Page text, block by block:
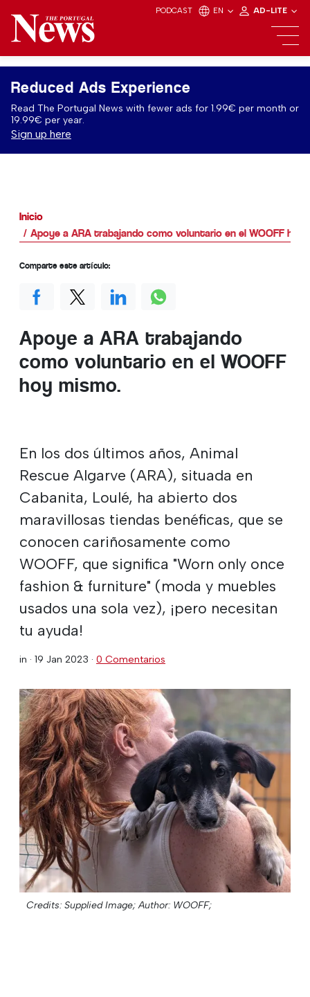
PODCAST EN AD-LITE
Reduced Ads Experience
Read The Portugal News with fewer ads for 1.99€ per month or
19.99€ per year.
Sign up here
Inicio
Apoye a ARA trabajando como voluntario en el WOOFF hoy
Apoye a ARA trabajando
como voluntario en el WOOFF
hoy mismo.
En los dos últimos años, Animal
Rescue Algarve (ARA), situada en
Cabanita, Loulé, ha abierto dos
maravillosas tiendas benéficas, que se
conocen cariñosamente como
WOOFF, que significa "Worn only once
fashion & furniture" (moda y muebles
usados una sola vez), ¡pero necesitan
tu ayuda!
in · 19 Jan 2023 · 0 Comentarios
Credits: Supplied Image; Author: WOOFF;
Comparte este artículo: